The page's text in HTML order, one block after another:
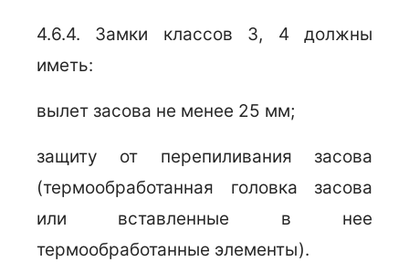
4.6.4. Замки классов 3, 4 должны
иметь:
вылет засова не менее 25 мм;
защиту от перепиливания засова
(термообработанная головка засова
или вставленные в нее
термообработанные элементы).